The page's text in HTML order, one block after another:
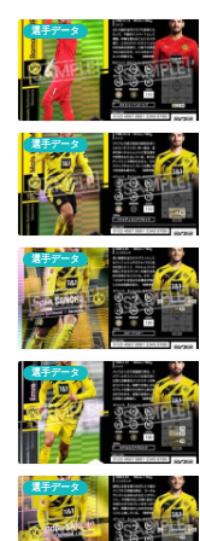
選手データ
選手データ
選手データ
選手データ
選手データ